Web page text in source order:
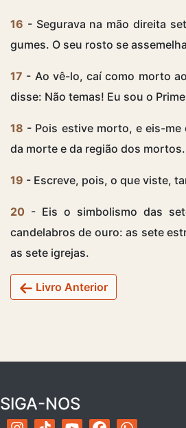
16 - Segurava na mão direita
gumes. O seu rosto se
17 - Ao vê-lo, caí como morto
disse: Não temas! Eu sou o
18 - Pois estive morto, e eis-
da morte e da região dos mortos.
19 - Escreve, pois, o que viste,
20 - Eis o simbolismo das
candelabros de ouro: as sete
as sete igrejas.
Livro Anterior
SIGA-NOS